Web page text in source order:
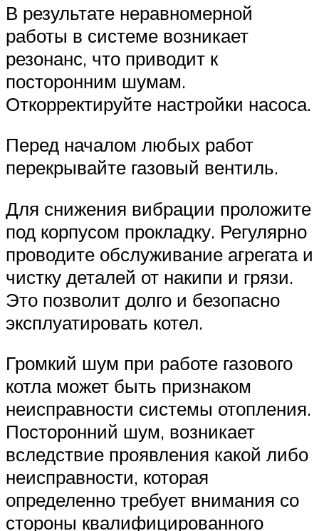
В результате неравномерной
работы в системе возникает
резонанс, что приводит к
посторонним шумам.
Откорректируйте настройки насоса.
Перед началом любых работ
перекрывайте газовый вентиль.
Для снижения вибрации проложите
под корпусом прокладку. Регулярно
проводите обслуживание агрегата и
чистку деталей от накипи и грязи.
Это позволит долго и безопасно
эксплуатировать котел.
Громкий шум при работе газового
котла может быть признаком
неисправности системы отопления.
Посторонний шум, возникает
вследствие проявления какой либо
неисправности, которая
определенно требует внимания со
стороны квалифицированного